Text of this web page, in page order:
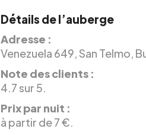
Détails de l’auberge
Adresse :
Venezuela 649, San Telmo,
Note des clients :
4.7 sur 5.
Prix par nuit :
à partir de 7 €.